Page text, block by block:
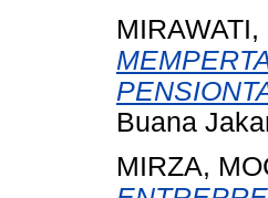
MIRAWATI,
Buana
MIRZA,